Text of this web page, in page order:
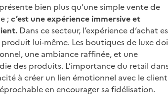
bien plus qu’une simple vente de
;c’est une expérience immersive et
Dans ce secteur, l’expérience d’achat
lui-même. Les boutiques de luxe
une ambiance raffinée, et une
des produits. L’importance du retail
à créer un lien émotionnel avec le client
en encourager sa fidélisation.